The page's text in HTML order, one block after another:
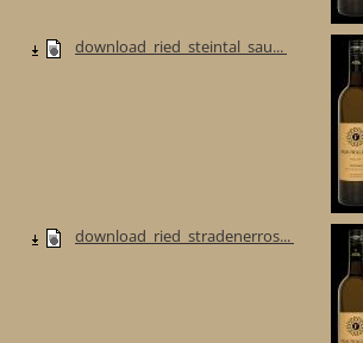
download_ried_steintal_sau...
download_ried_stradenerros...